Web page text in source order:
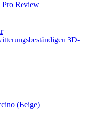
Pro Review
3D-
(Beige)